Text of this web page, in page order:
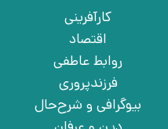
کارآفرینی
اقتصاد
روابط عاطفی
فرزندپروری
بیوگرافی و شرح‌حال